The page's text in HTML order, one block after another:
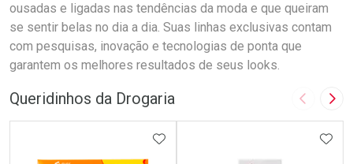
ousadas e ligadas nas tendências da moda e que queiram
se sentir belas no dia a dia. Suas linhas exclusivas contam
com pesquisas, inovação e tecnologias de ponta que
garantem os melhores resultados de seus looks.
Queridinhos da Drogaria Imagem
ADICIONAR AOS FAVORITOS